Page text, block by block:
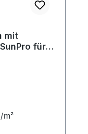
mit
für
m²